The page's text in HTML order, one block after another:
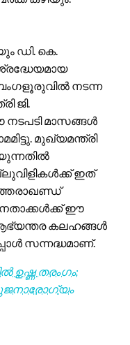
ഡി. കെ.
നടന്ന
ജി.
മാസങ്ങൾ
മുഖ്യമന്ത്രി
ഇത്
ഈ
കലഹങ്ങൾ
സന്നദ്ധമാണ്.
ഉഷ്ണ തരംഗം: